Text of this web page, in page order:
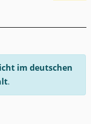
im deutschen
.